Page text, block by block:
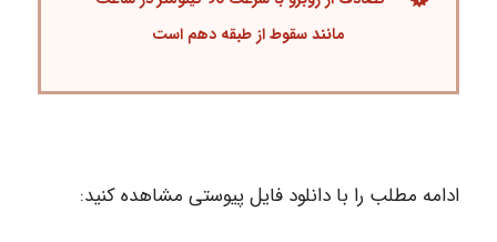
مانند سقوط از طبقه دهم است
ادامه مطلب را با دانلود فایل پیوستی مشاهده کنید: